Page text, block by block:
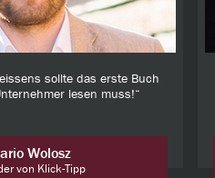
sollte das erste Buch
lesen muss!“
Wolosz
von Klick-Tipp